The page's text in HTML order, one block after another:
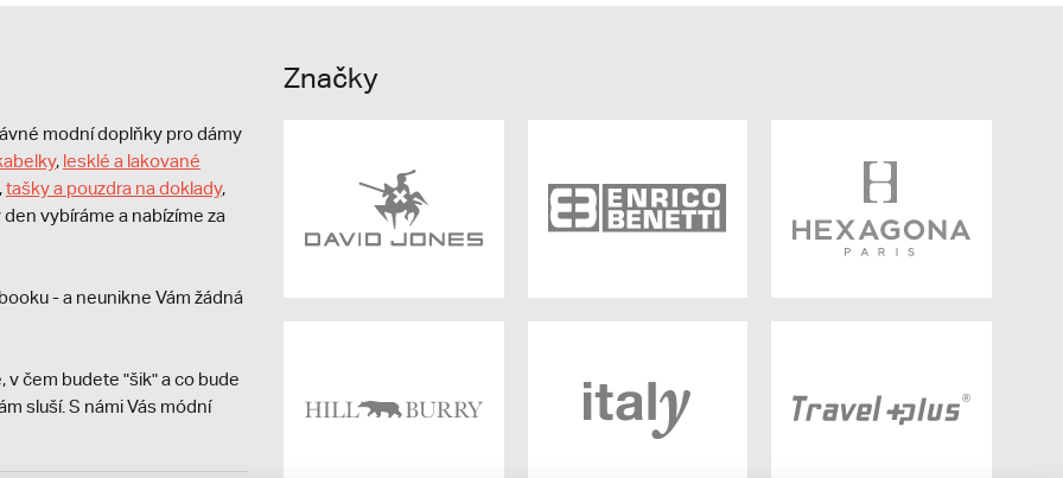
modní doplňky pro dámy
, lesklé a lakované
,tašky a pouzdra na doklady,
vybíráme a nabízíme za
- a neunikne Vám žádná
v čem budete "šik" a co bude
sluší. S námi Vás módní
Značky